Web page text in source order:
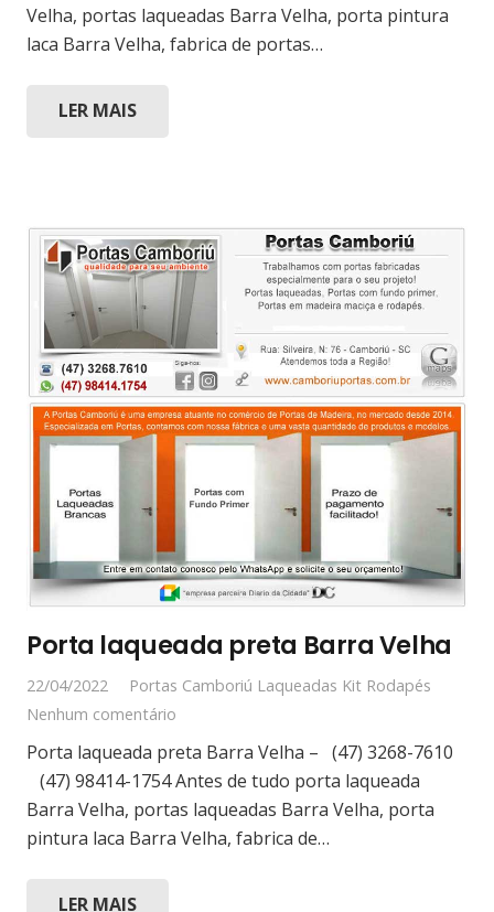
Velha, portas laqueadas Barra Velha, porta pintura
laca Barra Velha, fabrica de portas…
LER MAIS
Porta laqueada preta Barra Velha
22/04/2022
Portas Camboriú Laqueadas Kit Rodapés
Nenhum comentário
Porta laqueada preta Barra Velha – (47) 3268-7610
(47) 98414-1754 Antes de tudo porta laqueada
Barra Velha, portas laqueadas Barra Velha, porta
pintura laca Barra Velha, fabrica de…
LER MAIS